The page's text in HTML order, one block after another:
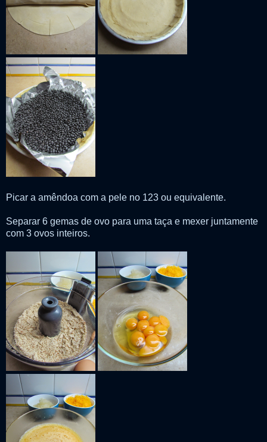
Picar a amêndoa com a pele no 123 ou equivalente.
Separar 6 gemas de ovo para uma taça e mexer juntamente
com 3 ovos inteiros.